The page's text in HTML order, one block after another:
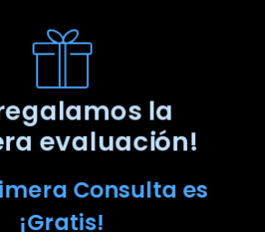
regalamos la
evaluación!
Consulta es
¡Gratis!